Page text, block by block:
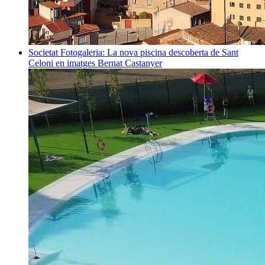
Societat Fotogaleria: La nova piscina descoberta de Sant
Celoni en imatges Bernat Castanyer